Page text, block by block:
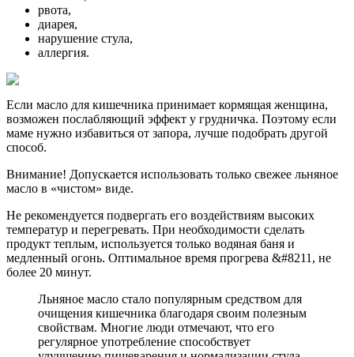
рвота,
диарея,
нарушение стула,
аллергия.
Если масло для кишечника принимает кормящая женщина,
возможен послабляющий эффект у грудничка. Поэтому если
маме нужно избавиться от запора, лучше подобрать другой
способ.
Внимание! Допускается использовать только свежее льняное
масло в «чистом» виде.
Не рекомендуется подвергать его воздействиям высоких
температур и перегревать. При необходимости сделать
продукт теплым, используется только водяная баня и
медленный огонь. Оптимальное время прогрева &#8211, не
более 20 минут.
Льняное масло стало популярным средством для
очищения кишечника благодаря своим полезным
свойствам. Многие люди отмечают, что его
регулярное употребление способствует